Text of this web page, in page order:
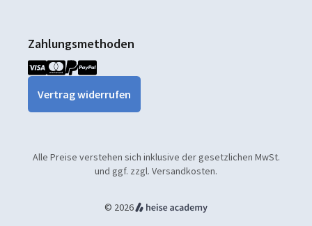
Zahlungsmethoden
Vertrag widerrufen
© 2026
Alle Preise verstehen sich inklusive der gesetzlichen MwSt.
und ggf. zzgl. Versandkosten.